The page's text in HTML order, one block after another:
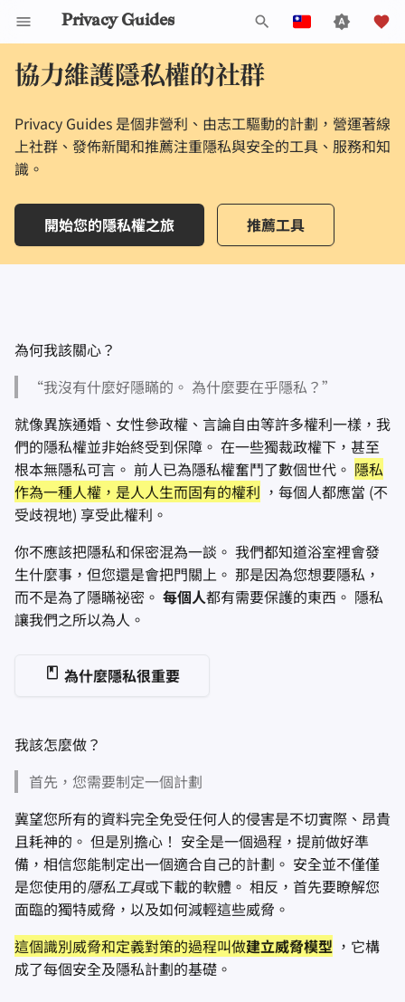
Privacy Guides
打
字
進
行
English
Français
עִברִית
Nederlands
中文 (繁體)
協力維護隱私權的社群
Privacy Guides 是個非營利、由志工驅動的計劃，營運著線
上社群、發佈新聞和推薦注重隱私與安全的工具、服務和知
識。
開始您的隱私權之旅 推薦工具
值得信賴的隱私軟體評論
關於 Privacy Guides
什麼是隱私工具？
為什麼隱私很重要
建立威脅模型
刪除帳號
技術要點
密碼介紹
選擇您的硬體
進階主題
DNS 簡介
私密支付
作業系統
Android 概述
Linux 概述
隱私工具
Self-Hosting
DNS 過濾
檔案管理
瀏覽網際網路
Tor 瀏覽器
行動瀏覽器
雲端儲存
DNS解析器
照片管理
搜尋引擎
VPN 服務
AI 聊天
加密貨幣
加密軟體
檔案共享和同步
前端
語言工具
地圖與導航
密碼管理器
Pastebins
即時通訊軟體
硬體
手機
作業系統
Android
路由器軔體
進階
替代網路
Activist Toolbox Check Your Laws
Expand Your Perspective
Uphold Integrity
Stay Persistent
Take Action!
Legal Resources
Data Protection
關於 Privacy Guides
捐款
團隊成員
通用標準
執行政策
工作職缺
線上服務
參與貢獻
撰寫指南
為何我該關心？
“我沒有什麼好隱瞞的。 為什麼要在乎隱私？”
就像異族通婚、女性參政權、言論自由等許多權利一樣，我
們的隱私權並非始終受到保障。 在一些獨裁政權下，甚至
根本無隱私可言。 前人已為隱私權奮鬥了數個世代。 隱私
作為一種人權，是人人生而固有的權利 ，每個人都應當 (不
受歧視地) 享受此權利。
你不應該把隱私和保密混為一談。 我們都知道浴室裡會發
生什麼事，但您還是會把門關上。 那是因為您想要隱私，
而不是為了隱瞞祕密。 每個人都有需要保護的東西。 隱私
讓我們之所以為人。
為什麼隱私很重要
我該怎麼做？
首先，您需要制定一個計劃
冀望您所有的資料完全免受任何人的侵害是不切實際、昂貴
且耗神的。 但是別擔心！ 安全是一個過程，提前做好準
備，相信您能制定出一個適合自己的計劃。 安全並不僅僅
是您使用的隱私工具或下載的軟體。 相反，首先要瞭解您
面臨的獨特威脅，以及如何減輕這些威脅。
這個識別威脅和定義對策的過程叫做建立威脅模型 ，它構
成了每個安全及隱私計劃的基礎。